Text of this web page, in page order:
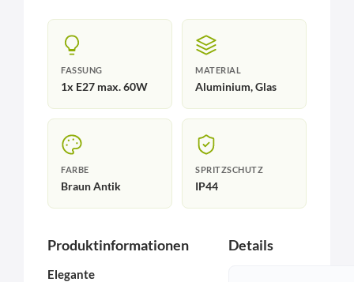
FASSUNG
1x E27 max. 60W
MATERIAL
Aluminium, Glas
FARBE
Braun Antik
SPRITZSCHUTZ
IP44
Produktinformationen
Elegante
Details